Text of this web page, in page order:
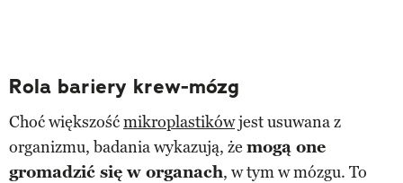
Rola bariery krew-mózg
Choć większośćmikroplastikówjest usuwana z
organizmu, badania wykazują, że mogą one
gromadzić się w organach, w tym w mózgu. To